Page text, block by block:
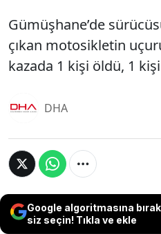
Gümüşhane’de
çıkan motosikletin
kazada 1 kişi öldü, 1
DHA
Google algoritmasına
siz seçin! Tıkla ve ekle